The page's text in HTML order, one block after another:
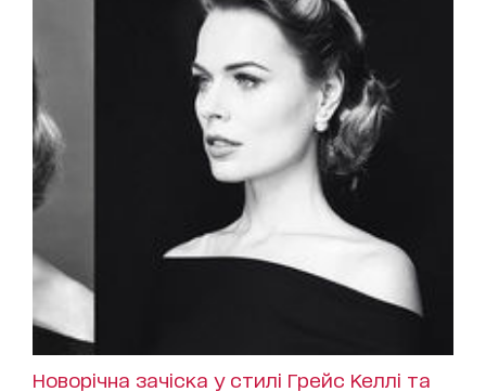
Новорічна зачіска у стилі Грейс Келлі та